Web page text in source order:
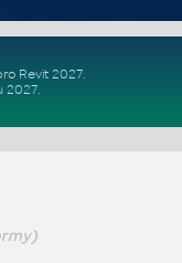
Revit 2027.
2027.